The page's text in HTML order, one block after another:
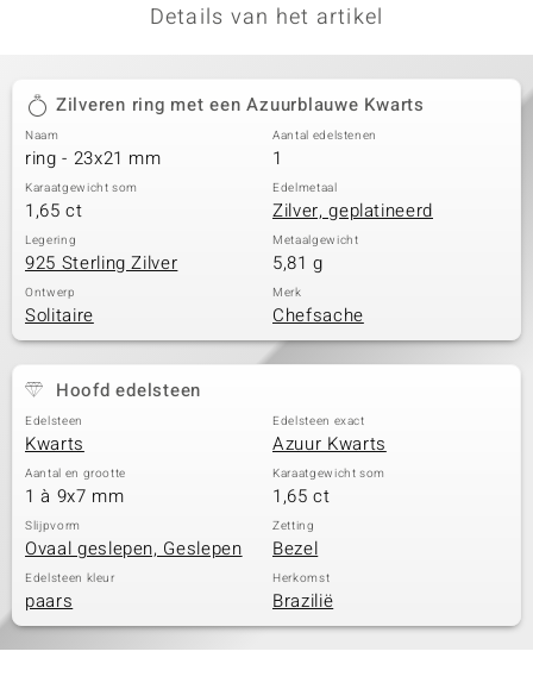
Details van het artikel
Zilveren ring met een Azuurblauwe Kwarts
Naam
ring - 23x21 mm
Aantal edelstenen
1
Karaatgewicht som
1,65 ct
Edelmetaal
Zilver, geplatineerd
Legering
925 Sterling Zilver
Metaalgewicht
5,81 g
Ontwerp
Solitaire
Merk
Chefsache
Hoofd edelsteen
Edelsteen
Kwarts
Edelsteen exact
Azuur Kwarts
Aantal en grootte
1 à 9x7 mm
Karaatgewicht som
1,65 ct
Slijpvorm
Ovaal geslepen, Geslepen
Zetting
Bezel
Edelsteen kleur
paars
Herkomst
Brazilië